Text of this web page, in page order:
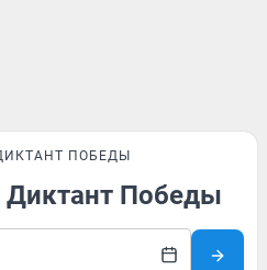
ПОБЕДЫ
Диктант Победы